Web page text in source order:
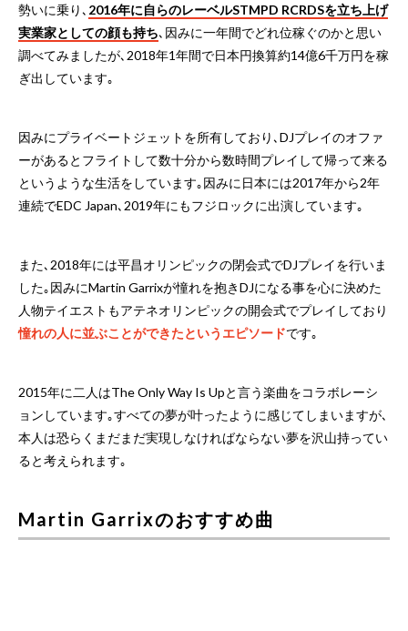
勢いに乗り､ 2016年に自らのレーベルSTMPD RCRDSを立ち上げ
実業家としての顔も持ち､因みに一年間でどれ位稼ぐのかと思い
調べてみましたが､2018年1年間で日本円換算約14億6千万円を稼
ぎ出しています｡
因みにプライベートジェットを所有しており､DJプレイのオファ
ーがあるとフライトして数十分から数時間プレイして帰って来る
というような生活をしています｡因みに日本には2017年から2年
連続でEDC Japan､2019年にもフジロックに出演しています｡
また､2018年には平昌オリンピックの閉会式でDJプレイを行いま
した｡因みにMartin Garrixが憧れを抱きDJになる事を心に決めた
人物テイエストもアテネオリンピックの開会式でプレイしており
憧れの人に並ぶことができたというエピソードです｡
2015年に二人はThe Only Way Is Upと言う楽曲をコラボレーシ
ョンしています｡すべての夢が叶ったように感じてしまいますが､
本人は恐らくまだまだ実現しなければならない夢を沢山持ってい
ると考えられます｡
Martin Garrixのおすすめ曲